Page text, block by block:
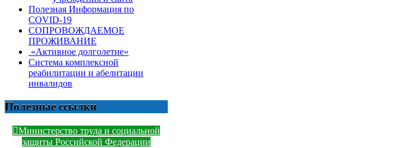
Полезная Информация по
COVID-19
СОПРОВОЖДАЕМОЕ
ПРОЖИВАНИЕ
«Активное долголетие»
Система комплексной
реабилитации и абелитации
инвалидов
Полезные ссылки
Министерство труда и социальной
защиты Российской Федерации